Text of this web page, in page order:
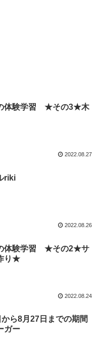
体験学習 ★その3★木
2022.08.27
riki
2022.08.26
体験学習 ★その2★サ
り★
2022.08.24
ら8月27日までの期間
ガー